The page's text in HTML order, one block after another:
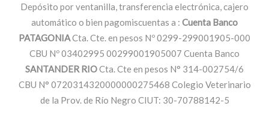
Depósito por ventanilla, transferencia electrónica, cajero
automático o bien pagomiscuentas a : Cuenta Banco
PATAGONIACta. Cte. en pesos Nº 0299-299001905-000
CBU Nº 03402995 00299001905007 Cuenta Banco
SANTANDER RIOCta. Cte en pesos N° 314-002754/6
CBU N° 0720314320000000275468 Colegio Veterinario
de la Prov. de Río Negro CIUT: 30-70788142-5